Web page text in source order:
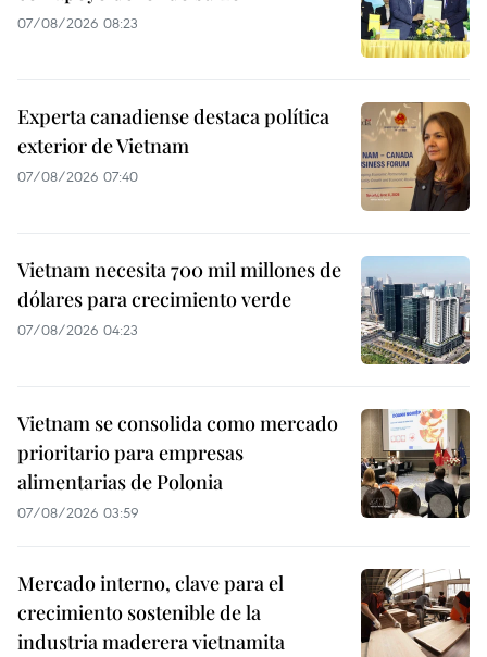
07/08/2026 08:23
Experta canadiense destaca política
exterior de Vietnam
07/08/2026 07:40
Vietnam necesita 700 mil millones de
dólares para crecimiento verde
07/08/2026 04:23
Vietnam se consolida como mercado
prioritario para empresas
alimentarias de Polonia
07/08/2026 03:59
Mercado interno, clave para el
crecimiento sostenible de la
industria maderera vietnamita